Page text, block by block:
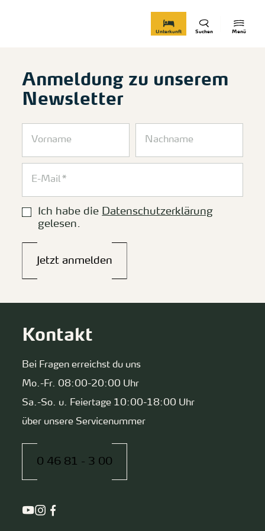
Menü
Suchen
Unterkunft
Anmeldung zu unserem
Newsletter
Ich habe die Datenschutzerklärung
gelesen.
Jetzt anmelden
Kontakt
Bei Fragen erreichst du uns
Mo.-Fr. 08:00-20:00 Uhr
Sa.-So. u. Feiertage 10:00-18:00 Uhr
über unsere Servicenummer
0 46 81 - 3 00